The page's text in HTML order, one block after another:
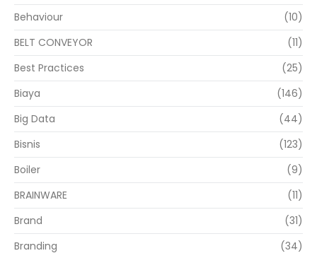
Behaviour
(10)
BELT CONVEYOR
(11)
Best Practices
(25)
Biaya
(146)
Big Data
(44)
Bisnis
(123)
Boiler
(9)
BRAINWARE
(11)
Brand
(31)
Branding
(34)